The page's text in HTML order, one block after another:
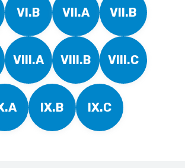
VI.B VII.A VII.B
VIII.A VIII.B VIII.C
IX.B IX.C